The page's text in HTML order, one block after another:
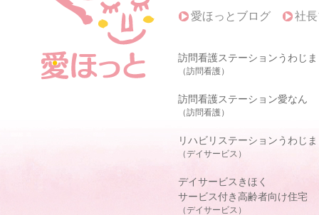
愛ほっとブログ
社
訪問看護ステーションうわじま
（訪問看護）
訪問看護ステーション愛なん
（訪問看護）
リハビリステーションうわじま
（デイサービス）
デイサービスきほく
サービス付き高齢者向け住宅
（デイサービス）